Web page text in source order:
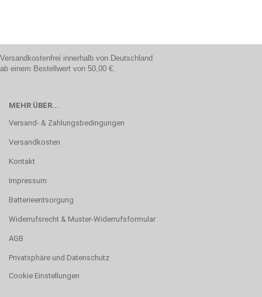
Versandkostenfrei innerhalb von Deutschland
ab einem Bestellwert von 50,00 €.
MEHR ÜBER...
Versand- & Zahlungsbedingungen
Versandkosten
Kontakt
Impressum
Batterieentsorgung
Widerrufsrecht & Muster-Widerrufsformular
AGB
Privatsphäre und Datenschutz
Cookie Einstellungen